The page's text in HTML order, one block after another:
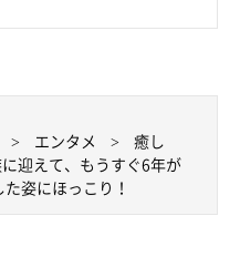
エンタメ
癒し
迎えて、もうすぐ6年が
姿にほっこり！